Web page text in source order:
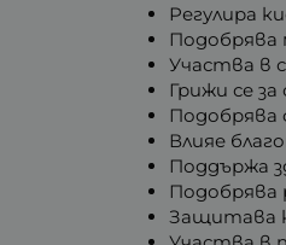
Регулира
Участва в
Грижи се
Влияе
Поддържа
Защитава